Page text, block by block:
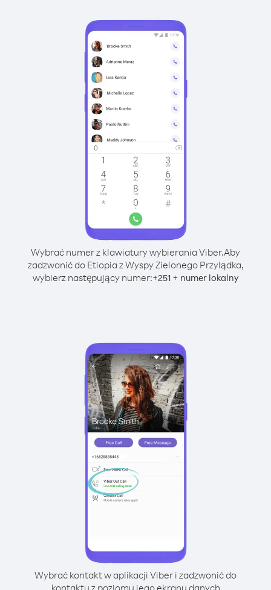
Wybrać numer z klawiatury wybierania Viber.Aby
zadzwonić do Etiopia z Wyspy Zielonego Przylądka,
wybierz następujący numer:+251+ numer lokalny
Wybrać kontakt w aplikacji Viber i zadzwonić do
kontaktu z poziomu jego ekranu danych